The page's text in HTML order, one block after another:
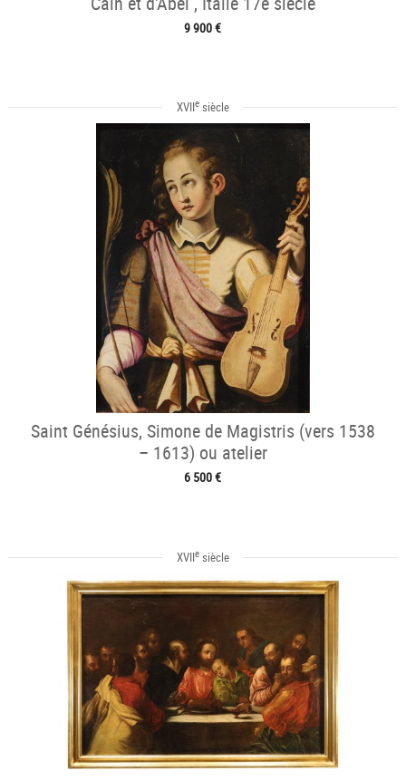
9 900 €
XVIIesiècle
Saint Génésius, Simone de Magistris (vers 1538
– 1613) ou atelier
6 500 €
XVIIesiècle